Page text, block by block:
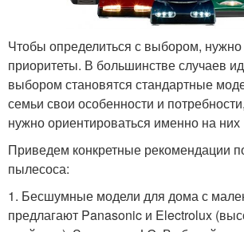
Чтобы определиться с выбором, нужно
приоритеты. В большинстве случаев
выбором становятся стандартные
семьи свои особенности и
нужно ориентироваться именно на них
Приведем конкретные рекомендации
пылесоса:
1. Бесшумные модели для дома с
предлагают Panasonic и Electrolux